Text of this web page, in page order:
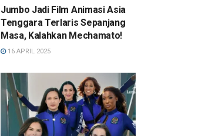
Jumbo Jadi Film Animasi Asia
Tenggara Terlaris Sepanjang
Masa, Kalahkan Mechamato!
16 APRIL 2025